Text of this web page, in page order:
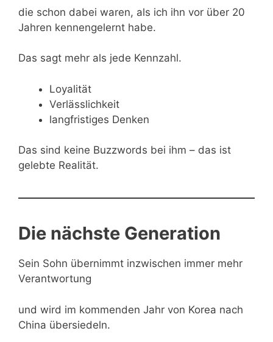
die schon dabei waren, als ich ihn vor über 20
Jahren kennengelernt habe.
Das sagt mehr als jede Kennzahl.
Loyalität
Verlässlichkeit
langfristiges Denken
Das sind keine Buzzwords bei ihm – das ist
gelebte Realität.
Die nächste Generation
Sein Sohn übernimmt inzwischen immer mehr
Verantwortung
und wird im kommenden Jahr von Korea nach
China übersiedeln.